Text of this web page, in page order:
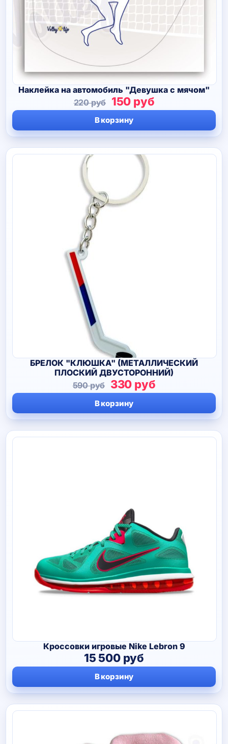
Наклейка на автомобиль "Девушка с мячом"
220руб Первоначальная
цена
составляла
220 руб.
150 рубТекущая
цена:
150 руб.
В корзину
БРЕЛОК "КЛЮШКА" (МЕТАЛЛИЧЕСКИЙ
ПЛОСКИЙ ДВУСТОРОННИЙ)
590руб Первоначальная
цена
составляла
590 руб.
330 рубТекущая
цена:
330 руб.
В корзину
Кроссовки игровые Nike Lebron 9
15 500 руб
В корзину